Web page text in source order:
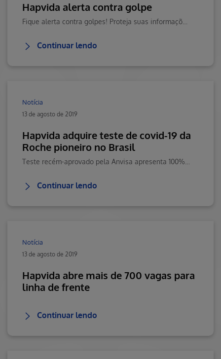
Hapvida alerta contra golpe
Continuar lendo
Notícia
13 de agosto de 2019
Hapvida adquire teste de covid-19 da
Roche pioneiro no Brasil
Continuar lendo
Notícia
13 de agosto de 2019
Hapvida abre mais de 700 vagas para
linha de frente
Continuar lendo